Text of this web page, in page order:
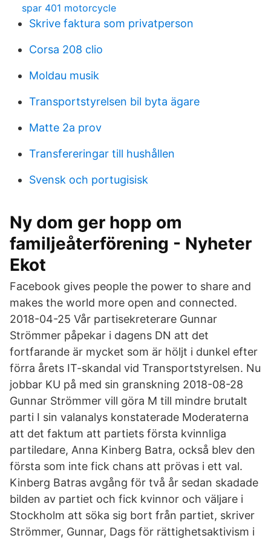
spar 401 motorcycle
Skrive faktura som privatperson
Corsa 208 clio
Moldau musik
Transportstyrelsen bil byta ägare
Matte 2a prov
Transfereringar till hushållen
Svensk och portugisisk
Ny dom ger hopp om
familjeåterförening - Nyheter
Ekot
Facebook gives people the power to share and
makes the world more open and connected.
2018-04-25 Vår partisekreterare Gunnar
Strömmer påpekar i dagens DN att det
fortfarande är mycket som är höljt i dunkel efter
förra årets IT-skandal vid Transportstyrelsen. Nu
jobbar KU på med sin granskning 2018-08-28
Gunnar Strömmer vill göra M till mindre brutalt
parti I sin valanalys konstaterade Moderaterna
att det faktum att partiets första kvinnliga
partiledare, Anna Kinberg Batra, också blev den
första som inte fick chans att prövas i ett val.
Kinberg Batras avgång för två år sedan skadade
bilden av partiet och fick kvinnor och väljare i
Stockholm att söka sig bort från partiet, skriver
Strömmer, Gunnar, Dags för rättighetsaktivism i